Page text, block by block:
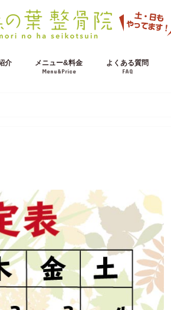
介 メニュー&料金
Menu&Price
よくある質問
FAQ